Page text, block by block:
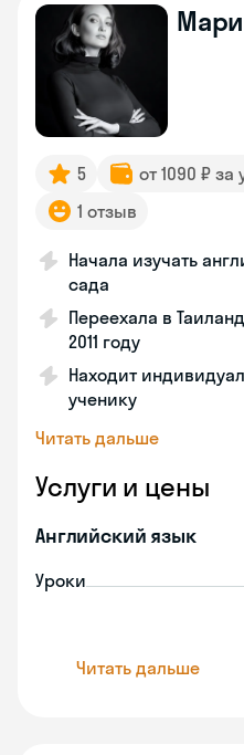
5 от 1090 ₽ за
1 отзыв
Начала изучать
сада
Переехала в
2011 году
Находит
ученику
Читать дальше
Услуги и цены
Английский язык
Уроки
Читать дальше